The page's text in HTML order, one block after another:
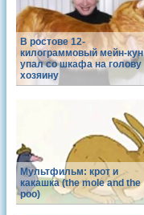
В ростове 12-
килограммовый мейн-кун
упал со шкафа на голову
хозяину
Мультфильм: крот и
какашка (the mole and the
poo)